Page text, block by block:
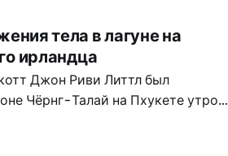
тела в лагуне на
ирландца
Джон Риви Литтл был
Чёрнг-Талай на Пхукете утром
причина смерти остаётся